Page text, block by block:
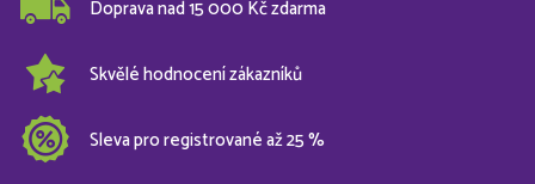
Doprava nad 15 000 Kč zdarma
Skvělé hodnocení zákazníků
Sleva pro registrované až 25 %